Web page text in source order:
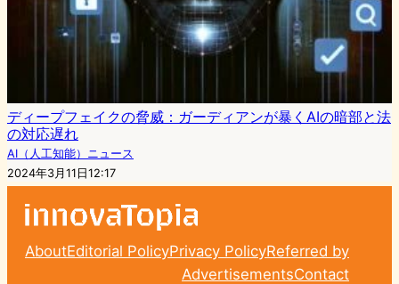
ディープフェイクの脅威：ガーディアンが暴くAIの暗部と法
の対応遅れ
AI（人工知能）ニュース
2024年3月11日12:17
AboutEditorial PolicyPrivacy PolicyReferred by
AdvertisementsContact